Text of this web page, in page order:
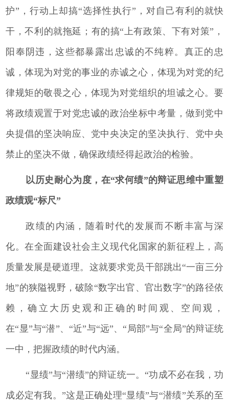
护”，行动上却搞“选择性执行”，对自己有利的就快
干，不利的就拖延；有的搞“上有政策、下有对策”，
阳奉阴违，这些都暴露出忠诚的不纯粹。真正的忠
诚，体现为对党的事业的赤诚之心，体现为对党的纪
律规矩的敬畏之心，体现为对党组织的坦诚之心。要
将政绩观置于对党忠诚的政治坐标中考量，做到党中
央提倡的坚决响应、党中央决定的坚决执行、党中央
禁止的坚决不做，确保政绩经得起政治的检验。
以历史耐心为度，在“求何绩”的辩证思维中重塑
政绩观“标尺”
政绩的内涵，随着时代的发展而不断丰富与深
化。在全面建设社会主义现代化国家的新征程上，高
质量发展是硬道理。这就要求党员干部跳出“一亩三分
地”的狭隘视野，破除“数字出官、官出数字”的路径依
赖，确立大历史观和正确的时间观、空间观，
在“显”与“潜”、“近”与“远”、“局部”与“全局”的辩证统
一中，把握政绩的时代内涵。
“显绩”与“潜绩”的辩证统一。“功成不必在我，功
成必定有我。”这是正确处理“显绩”与“潜绩”关系的至